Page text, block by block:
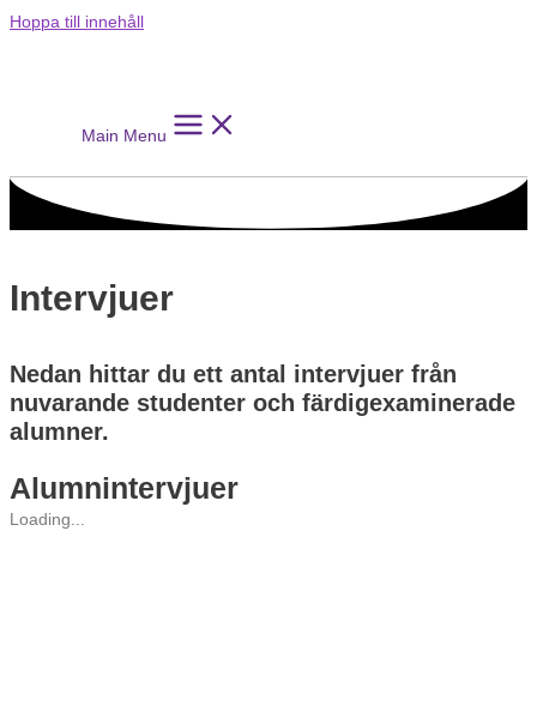
Hoppa till innehåll
Main Menu
Intervjuer
Nedan hittar du ett antal intervjuer från
nuvarande studenter och färdigexaminerade
alumner.
Alumnintervjuer
Loading...